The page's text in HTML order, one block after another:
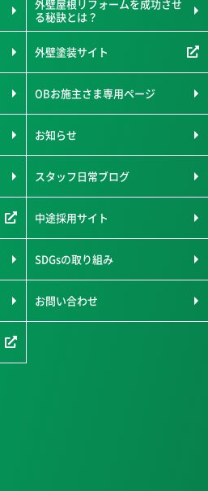
外壁屋根リフォームを成功させ
る秘訣とは？
外壁塗装サイト
OBお施主さま専用ページ
お知らせ
スタッフ日常ブログ
中途採用サイト
SDGsの取り組み
お問い合わせ